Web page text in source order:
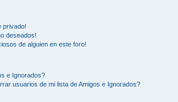
privado!
deseados!
de alguien en este foro!
e Ignorados?
usuarios de mi lista de Amigos e Ignorados?